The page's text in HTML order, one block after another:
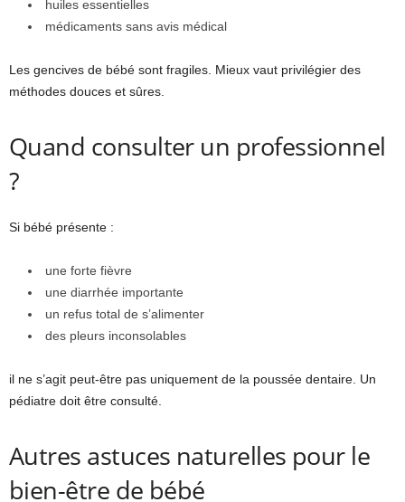
huiles essentielles
médicaments sans avis médical
Les gencives de bébé sont fragiles. Mieux vaut privilégier des
méthodes douces et sûres.
Quand consulter un professionnel
?
Si bébé présente :
une forte fièvre
une diarrhée importante
un refus total de s’alimenter
des pleurs inconsolables
il ne s’agit peut-être pas uniquement de la poussée dentaire. Un
pédiatre doit être consulté.
Autres astuces naturelles pour le
bien-être de bébé